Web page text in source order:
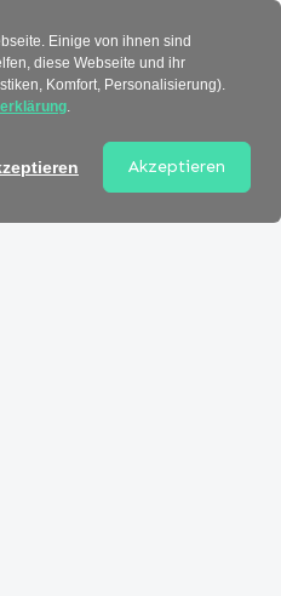
Einige von ihnen sind
diese Webseite und ihr
Komfort, Personalisierung).
.
Akzeptieren